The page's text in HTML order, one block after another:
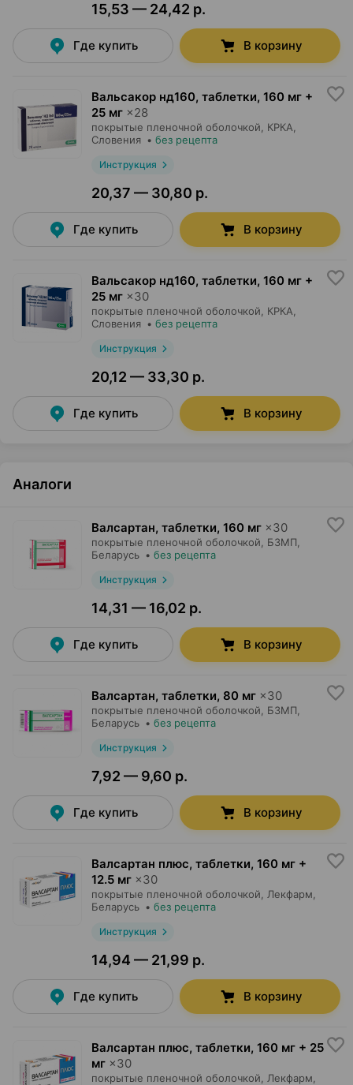
15,53 — 24,42 р.
Где купить В корзину
Вальсакор нд160, таблетки, 160 мг +
25 мг ×28
покрытые пленочной оболочкой, КРКА
Словения • без рецепта
Инструкция
20,37 — 30,80 р.
Где купить В корзину
Вальсакор нд160, таблетки, 160 мг +
25 мг ×30
покрытые пленочной оболочкой, КРКА
Словения • без рецепта
Инструкция
20,12 — 33,30 р.
Где купить В корзину
Аналоги
Валсартан, таблетки, 160 мг ×30
покрытые пленочной оболочкой, БЗМП
Беларусь • без рецепта
Инструкция
14,31 — 16,02 р.
Где купить В корзину
Валсартан, таблетки, 80 мг ×30
покрытые пленочной оболочкой, БЗМП
Беларусь • без рецепта
Инструкция
7,92 — 9,60 р.
Где купить В корзину
Валсартан плюс, таблетки, 160 мг +
12.5 мг ×30
покрытые пленочной оболочкой, Лекфарм
Беларусь • без рецепта
Инструкция
14,94 — 21,99 р.
Где купить В корзину
Валсартан плюс, таблетки, 160 мг + 25
мг ×30
покрытые пленочной оболочкой, Лекфарм